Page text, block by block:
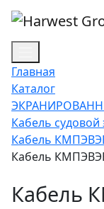
Главная
Каталог
Кабель
Кабель
Кабель
Кабель